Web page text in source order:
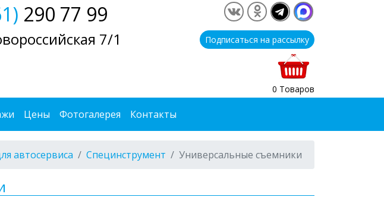
290 77 99
7/1 Подписаться на рассылку
0 Товаров
Цены Фотогалерея Контакты
автосервиса Специнструмент Универсальные съемники